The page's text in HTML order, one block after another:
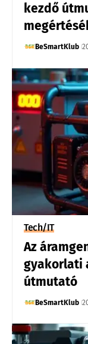
kezdő
BeSmartKlub
Tech/IT
Az
gyakorlati
útmutató
BeSmartKlub